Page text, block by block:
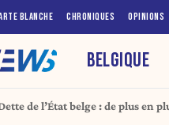
BLANCHE CHRONIQUES OPINIONS
BELGIQUE
de l’État belge : de plus en